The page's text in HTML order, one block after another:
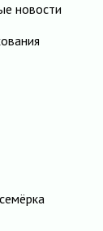
новости